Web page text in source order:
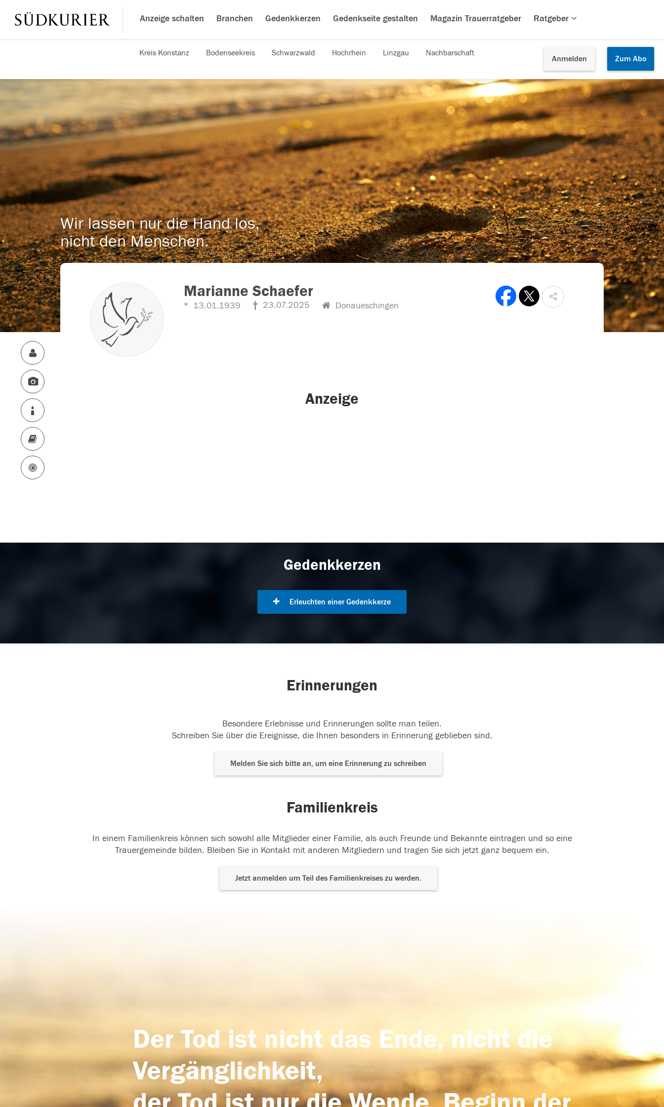
Anzeige schalten Branchen Gedenkkerzen Gedenkseite gestalten Magazin Trauerratgeber Ratgeber
Anmelden Zum Abo
Kreis Konstanz Bodenseekreis Schwarzwald Hochrhein Linzgau Nachbarschaft
Wir lassen nur die Hand los,
nicht den Menschen.
Marianne Schaefer
13.01.1939 23.07.2025 Donaueschingen
Anzeige
Gedenkkerzen
Erleuchten einer Gedenkkerze
Erinnerungen
Besondere Erlebnisse und Erinnerungen sollte man teilen.
Schreiben Sie über die Ereignisse, die Ihnen besonders in Erinnerung geblieben sind.
Melden Sie sich bitte an, um eine Erinnerung zu schreiben
Familienkreis
In einem Familienkreis können sich sowohl alle Mitglieder einer Familie, als auch Freunde und Bekannte eintragen und so eine
Trauergemeinde bilden. Bleiben Sie in Kontakt mit anderen Mitgliedern und tragen Sie sich jetzt ganz bequem ein.
Jetzt anmelden um Teil des Familienkreises zu werden.
Der Tod ist nicht das Ende, nicht die
Vergänglichkeit,